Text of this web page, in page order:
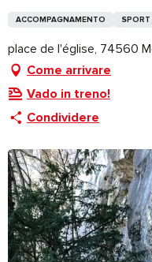
ACCOMPAGNAMENTO SPORT
place de l'église, 74560
Come arrivare
Vado in treno!
Condividere